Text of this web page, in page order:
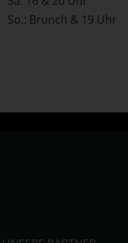
So.: Brunch & 19 Uhr